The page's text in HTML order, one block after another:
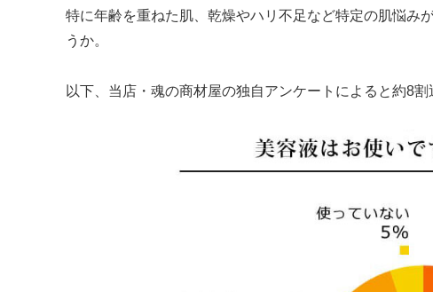
特に年齢を重ねた肌、乾燥やハリ不足など特定の肌悩み
うか。
以下、当店・魂の商材屋の独自アンケートによると約8割